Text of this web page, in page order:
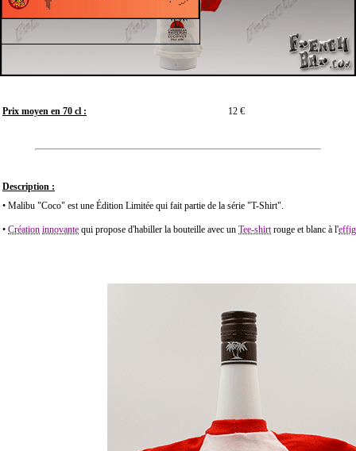
Prix moyen en 70 cl : 12 €
Description :
• Malibu "Coco" est une Édition Limitée qui fait partie de la série "T-Shirt".
• Création innovante qui propose d'habiller la bouteille avec un Tee-shirtrouge et blanc à l'